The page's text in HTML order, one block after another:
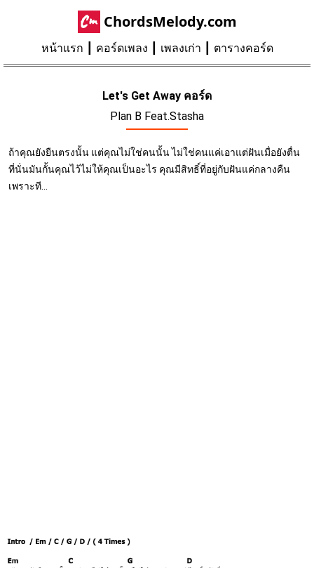
ChordsMelody.com
หน้าแรก คอร์ดเพลง เพลงเก่า ตารางคอร์ด
Let's Get Away คอร์ด
Plan B Feat.Stasha
ถ้าคุณยังยืนตรงนั้น แต่คุณไม่ใช่คนนั้น ไม่ใช่คนแค่เอาแต่ฝันเมื่อยังตื่น
ที่นั่นมันกั้นคุณไว้ไม่ให้คุณเป็นอะไร คุณมีสิทธิ์ที่อยู่กับฝันแค่กลางคืน
เพราะที...